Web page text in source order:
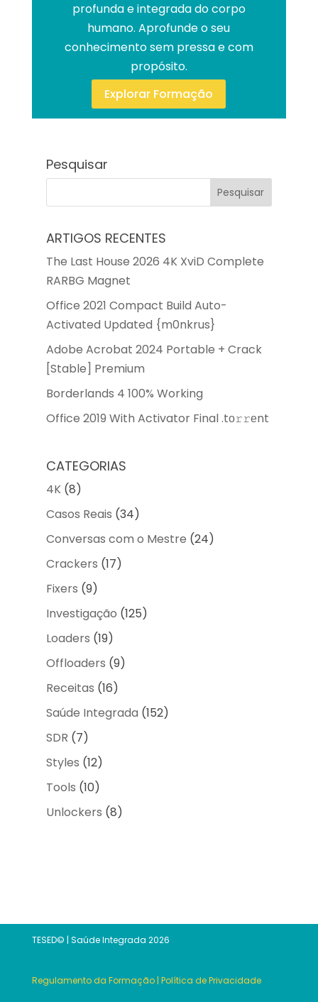
profunda e integrada do corpo
humano. Aprofunde o seu
conhecimento sem pressa e com
propósito.
Explorar Formação
Pesquisar
ARTIGOS RECENTES
The Last House 2026 4K XviD Complete
RARBG Magnet
Office 2021 Compact Build Auto-
Activated Updated {m0nkrus}
Adobe Acrobat 2024 Portable + Crack
[Stable] Premium
Borderlands 4 100% Working
Office 2019 With Activator Final .tо𝚛𝚛еnt
CATEGORIAS
4K(8)
Casos Reais (34)
Conversas com o Mestre (24)
Crackers (17)
Fixers (9)
Investigação (125)
Loaders (19)
Offloaders (9)
Receitas (16)
Saúde Integrada (152)
SDR (7)
Styles (12)
Tools (10)
Unlockers (8)
TESED© | Saúde Integrada 2026
Regulamento da Formação| Política de Privacidade